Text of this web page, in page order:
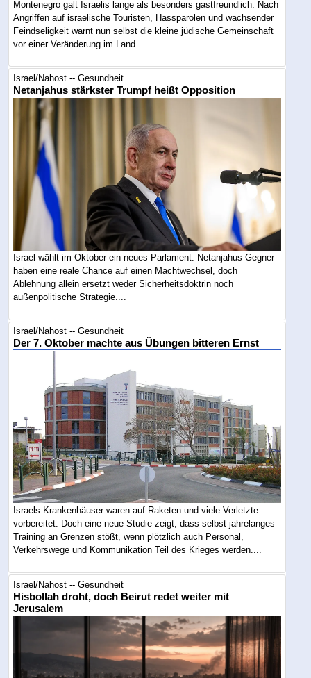
Montenegro galt Israelis lange als besonders gastfreundlich. Nach
Angriffen auf israelische Touristen, Hassparolen und wachsender
Feindseligkeit warnt nun selbst die kleine jüdische Gemeinschaft
vor einer Veränderung im Land....
Israel/Nahost -- Gesundheit
Netanjahus stärkster Trumpf heißt Opposition
Israel wählt im Oktober ein neues Parlament. Netanjahus Gegner
haben eine reale Chance auf einen Machtwechsel, doch
Ablehnung allein ersetzt weder Sicherheitsdoktrin noch
außenpolitische Strategie....
Israel/Nahost -- Gesundheit
Der 7. Oktober machte aus Übungen bitteren Ernst
Israels Krankenhäuser waren auf Raketen und viele Verletzte
vorbereitet. Doch eine neue Studie zeigt, dass selbst jahrelanges
Training an Grenzen stößt, wenn plötzlich auch Personal,
Verkehrswege und Kommunikation Teil des Krieges werden....
Israel/Nahost -- Gesundheit
Hisbollah droht, doch Beirut redet weiter mit
Jerusalem